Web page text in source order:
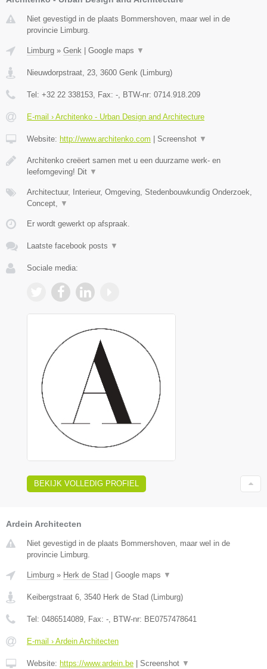
Niet gevestigd in de plaats Bommershoven, maar wel in de
provincie Limburg.
Limburg » Genk Google maps ▼
Nieuwdorpstraat, 23, 3600 Genk (Limburg)
Tel: +32 22 338153, Fax: -, BTW-nr: 0714.918.209
E-mail › Architenko - Urban Design and Architecture
Website: http://www.architenko.com Screenshot ▼
Architenko creëert samen met u een duurzame werk- en
leefomgeving! Dit ▼
Architectuur, Interieur, Omgeving, Stedenbouwkundig Onderzoek,
Concept, ▼
Er wordt gewerkt op afspraak.
Laatste facebook posts ▼
Sociale media:
BEKIJK VOLLEDIG PROFIEL
Ardein Architecten
Niet gevestigd in de plaats Bommershoven, maar wel in de
provincie Limburg.
Limburg » Herk de Stad Google maps ▼
Keibergstraat 6, 3540 Herk de Stad (Limburg)
Tel: 0486514089, Fax: -, BTW-nr: BE0757478641
E-mail › Ardein Architecten
Website: https://www.ardein.be Screenshot ▼